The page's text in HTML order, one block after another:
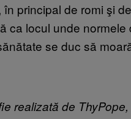
principal de romi şi
ca locul unde normele
se duc să
realizată de